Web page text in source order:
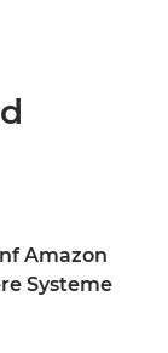
Amazon
Systeme